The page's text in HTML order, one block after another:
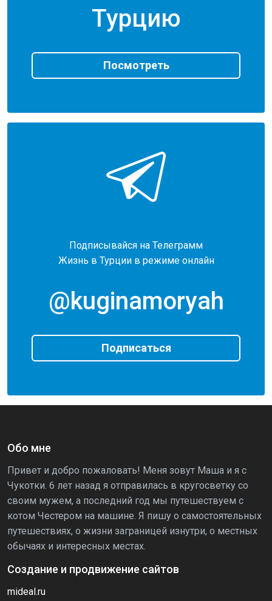
Турцию
Посмотреть
Подписывайся на Телеграмм
Жизнь в Турции в режиме онлайн
@kuginamoryah
Подписаться
Обо мне
Привет и добро пожаловать! Меня зовут Маша и я с
Чукотки. 6 лет назад я отправилась в кругосветку со
своим мужем, а последний год мы путешествуем с
котом Честером на машине. Я пишу о самостоятельных
путешествиях, о жизни заграницей изнутри, о местных
обычаях и интересных местах.
Создание и продвижение сайтов
mideal.ru